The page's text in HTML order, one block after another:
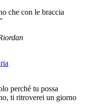
che con le braccia
perché tu possa
ti ritroverei un giorno